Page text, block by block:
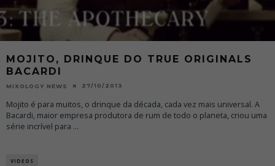
MOJITO, DRINQUE DO TRUE ORIGINALS
BACARDI
MIXOLOGY NEWS 27/10/2013
Mojito é para muitos, o drinque da década, cada vez mais universal. A
Bacardi, maior empresa produtora de rum de todo o planeta, criou uma
série incrível para ...
VIDEOS